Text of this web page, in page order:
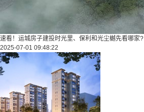
速看！运城房子建投时光里、保利和光尘樾先看哪家?
2025-07-01 09:48:22